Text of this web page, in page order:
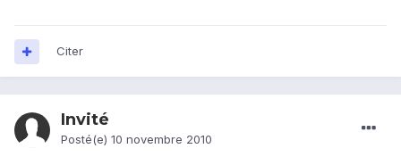
Citer
Invité
Posté(e) 10 novembre 2010